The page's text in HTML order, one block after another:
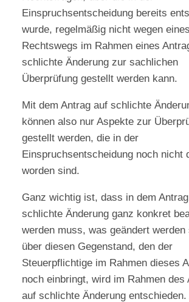
Einspruchsentscheidung bereits
wurde, regelmäßig nicht wegen
Rechtswegs im Rahmen eines
schlichte Änderung zur sachlichen
Überprüfung gestellt werden kann.
Mit dem Antrag auf schlichte
können also nur Aspekte zur
gestellt werden, die in der
Einspruchsentscheidung noch nicht
worden sind.
Ganz wichtig ist, dass in dem
schlichte Änderung ganz konkret
werden muss, was geändert werden
über diesen Gegenstand, den der
Steuerpflichtige im Rahmen dieses
noch einbringt, wird im Rahmen des
auf schlichte Änderung entschieden.